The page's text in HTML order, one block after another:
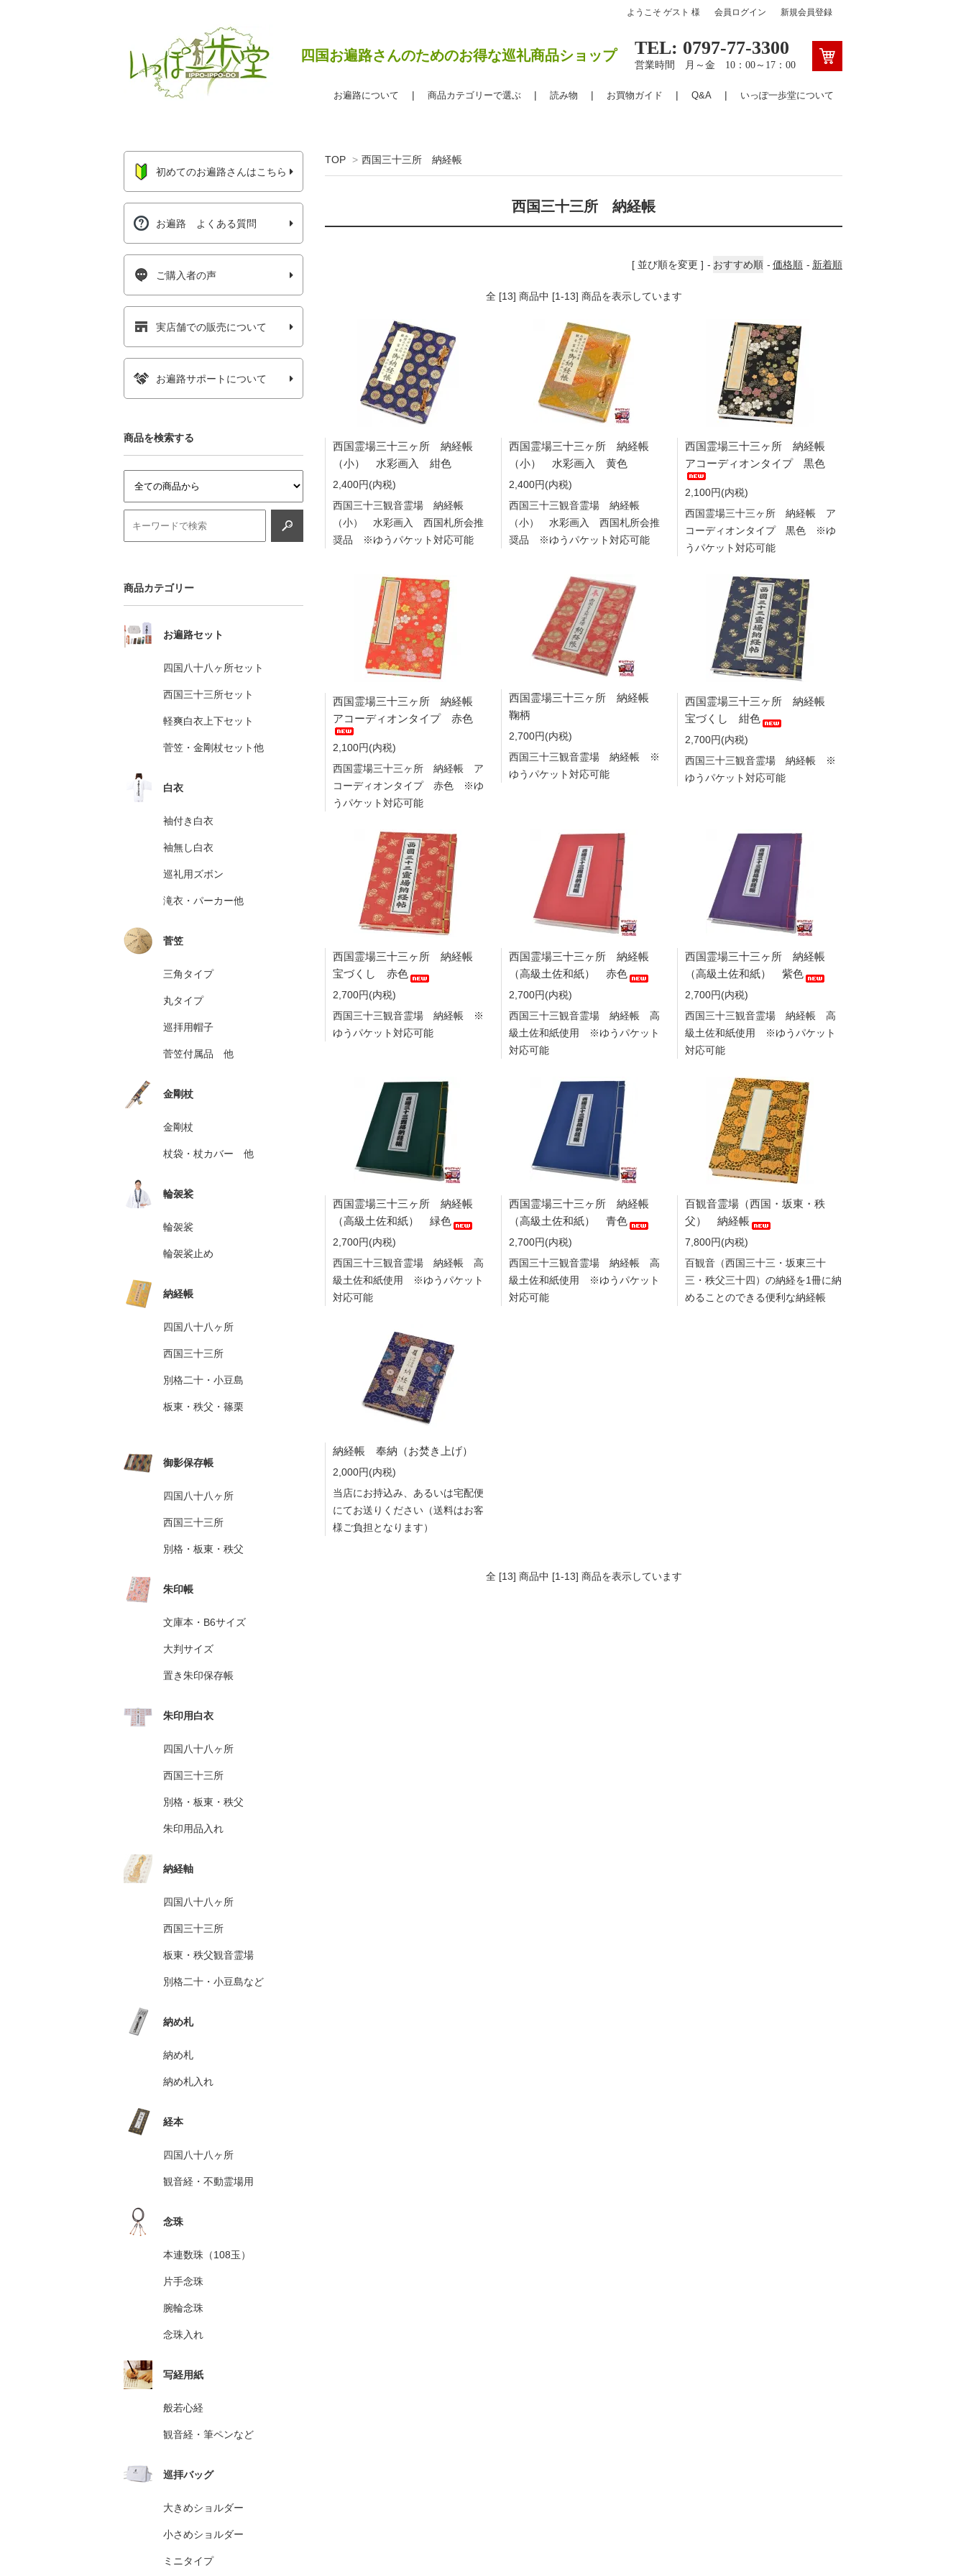
ようこそ ゲスト 様 会員ログイン 新規会員登録
四国お遍路さんのためのお得な巡礼商品ショップ TEL: 0797-77-3300
営業時間 月～金 10：00～17：00
お遍路について 商品カテゴリーで選ぶ 読み物 お買物ガイド Q&A いっぽ一歩堂について
TOP > 西国三十三所 納経帳
西国三十三所 納経帳
[ 並び順を変更 ] おすすめ順 価格順 新着順
全 [13] 商品中 [1-13] 商品を表示しています
西国霊場三十三ヶ所 納経帳
（小） 水彩画入 紺色
2,400円(内税)
西国三十三観音霊場 納経帳
（小） 水彩画入 西国札所会推
奨品 ※ゆうパケット対応可能
西国霊場三十三ヶ所 納経帳
（小） 水彩画入 黄色
2,400円(内税)
西国三十三観音霊場 納経帳
（小） 水彩画入 西国札所会推
奨品 ※ゆうパケット対応可能
西国霊場三十三ヶ所 納経帳
アコーディオンタイプ 黒色
2,100円(内税)
西国霊場三十三ヶ所 納経帳 ア
コーディオンタイプ 黒色 ※ゆ
うパケット対応可能
西国霊場三十三ヶ所 納経帳
アコーディオンタイプ 赤色
2,100円(内税)
西国霊場三十三ヶ所 納経帳 ア
コーディオンタイプ 赤色 ※ゆ
うパケット対応可能
西国霊場三十三ヶ所 納経帳
鞠柄
2,700円(内税)
西国三十三観音霊場 納経帳 ※
ゆうパケット対応可能
西国霊場三十三ヶ所 納経帳
宝づくし 紺色
2,700円(内税)
西国三十三観音霊場 納経帳 ※
ゆうパケット対応可能
西国霊場三十三ヶ所 納経帳
宝づくし 赤色
2,700円(内税)
西国三十三観音霊場 納経帳 ※
ゆうパケット対応可能
西国霊場三十三ヶ所 納経帳
（高級土佐和紙） 赤色
2,700円(内税)
西国三十三観音霊場 納経帳 高
級土佐和紙使用 ※ゆうパケット
対応可能
西国霊場三十三ヶ所 納経帳
（高級土佐和紙） 紫色
2,700円(内税)
西国三十三観音霊場 納経帳 高
級土佐和紙使用 ※ゆうパケット
対応可能
西国霊場三十三ヶ所 納経帳
（高級土佐和紙） 緑色
2,700円(内税)
西国三十三観音霊場 納経帳 高
級土佐和紙使用 ※ゆうパケット
対応可能
西国霊場三十三ヶ所 納経帳
（高級土佐和紙） 青色
2,700円(内税)
西国三十三観音霊場 納経帳 高
級土佐和紙使用 ※ゆうパケット
対応可能
百観音霊場（西国・坂東・秩
父） 納経帳
7,800円(内税)
百観音（西国三十三・坂東三十
三・秩父三十四）の納経を1冊に納
めることのできる便利な納経帳
納経帳 奉納（お焚き上げ）
2,000円(内税)
当店にお持込み、あるいは宅配便
にてお送りください（送料はお客
様ご負担となります）
全 [13] 商品中 [1-13] 商品を表示しています
初めてのお遍路さんはこちら
お遍路 よくある質問
ご購入者の声
実店舗での販売について
お遍路サポートについて
商品を検索する
商品カテゴリー
お遍路セット
四国八十八ヶ所セット
西国三十三所セット
軽爽白衣上下セット
菅笠・金剛杖セット他
白衣
袖付き白衣
袖無し白衣
巡礼用ズボン
滝衣・パーカー他
菅笠
三角タイプ
丸タイプ
巡拝用帽子
菅笠付属品 他
金剛杖
金剛杖
杖袋・杖カバー 他
輪袈裟
輪袈裟
輪袈裟止め
納経帳
四国八十八ヶ所
西国三十三所
別格二十・小豆島
板東・秩父・篠栗
御影保存帳
四国八十八ヶ所
西国三十三所
別格・板東・秩父
朱印帳
文庫本・B6サイズ
大判サイズ
置き朱印保存帳
朱印用白衣
四国八十八ヶ所
西国三十三所
別格・板東・秩父
朱印用品入れ
納経軸
四国八十八ヶ所
西国三十三所
板東・秩父観音霊場
別格二十・小豆島など
納め札
納め札
納め札入れ
経本
四国八十八ヶ所
観音経・不動霊場用
念珠
本連数珠（108玉）
片手念珠
腕輪念珠
念珠入れ
写経用紙
般若心経
観音経・筆ペンなど
巡拝バッグ
大きめショルダー
小さめショルダー
ミニタイプ